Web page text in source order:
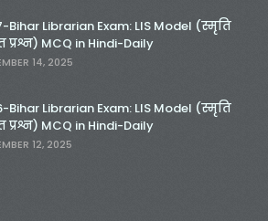
Bihar Librarian Exam: LIS Model (स्मृति
प्रश्न) MCQ in Hindi-Daily
14, 2025
Bihar Librarian Exam: LIS Model (स्मृति
प्रश्न) MCQ in Hindi-Daily
12, 2025